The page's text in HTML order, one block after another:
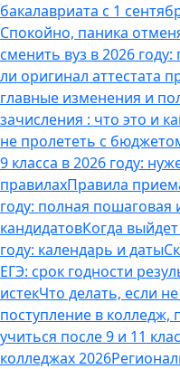
бакалавриата с 1
Спокойно, паника
сменить вуз в 2026
ли оригинал аттестата
главные изменения и
зачисления : что это и
не пролететь с
9 класса в 2026 году:
правилахПравила
году: полная пошаговая
кандидатовКогда
году: календарь и даты
ЕГЭ: срок годности
истекЧто делать, если
поступление в колледж,
учиться после 9 и 11
колледжах 2026